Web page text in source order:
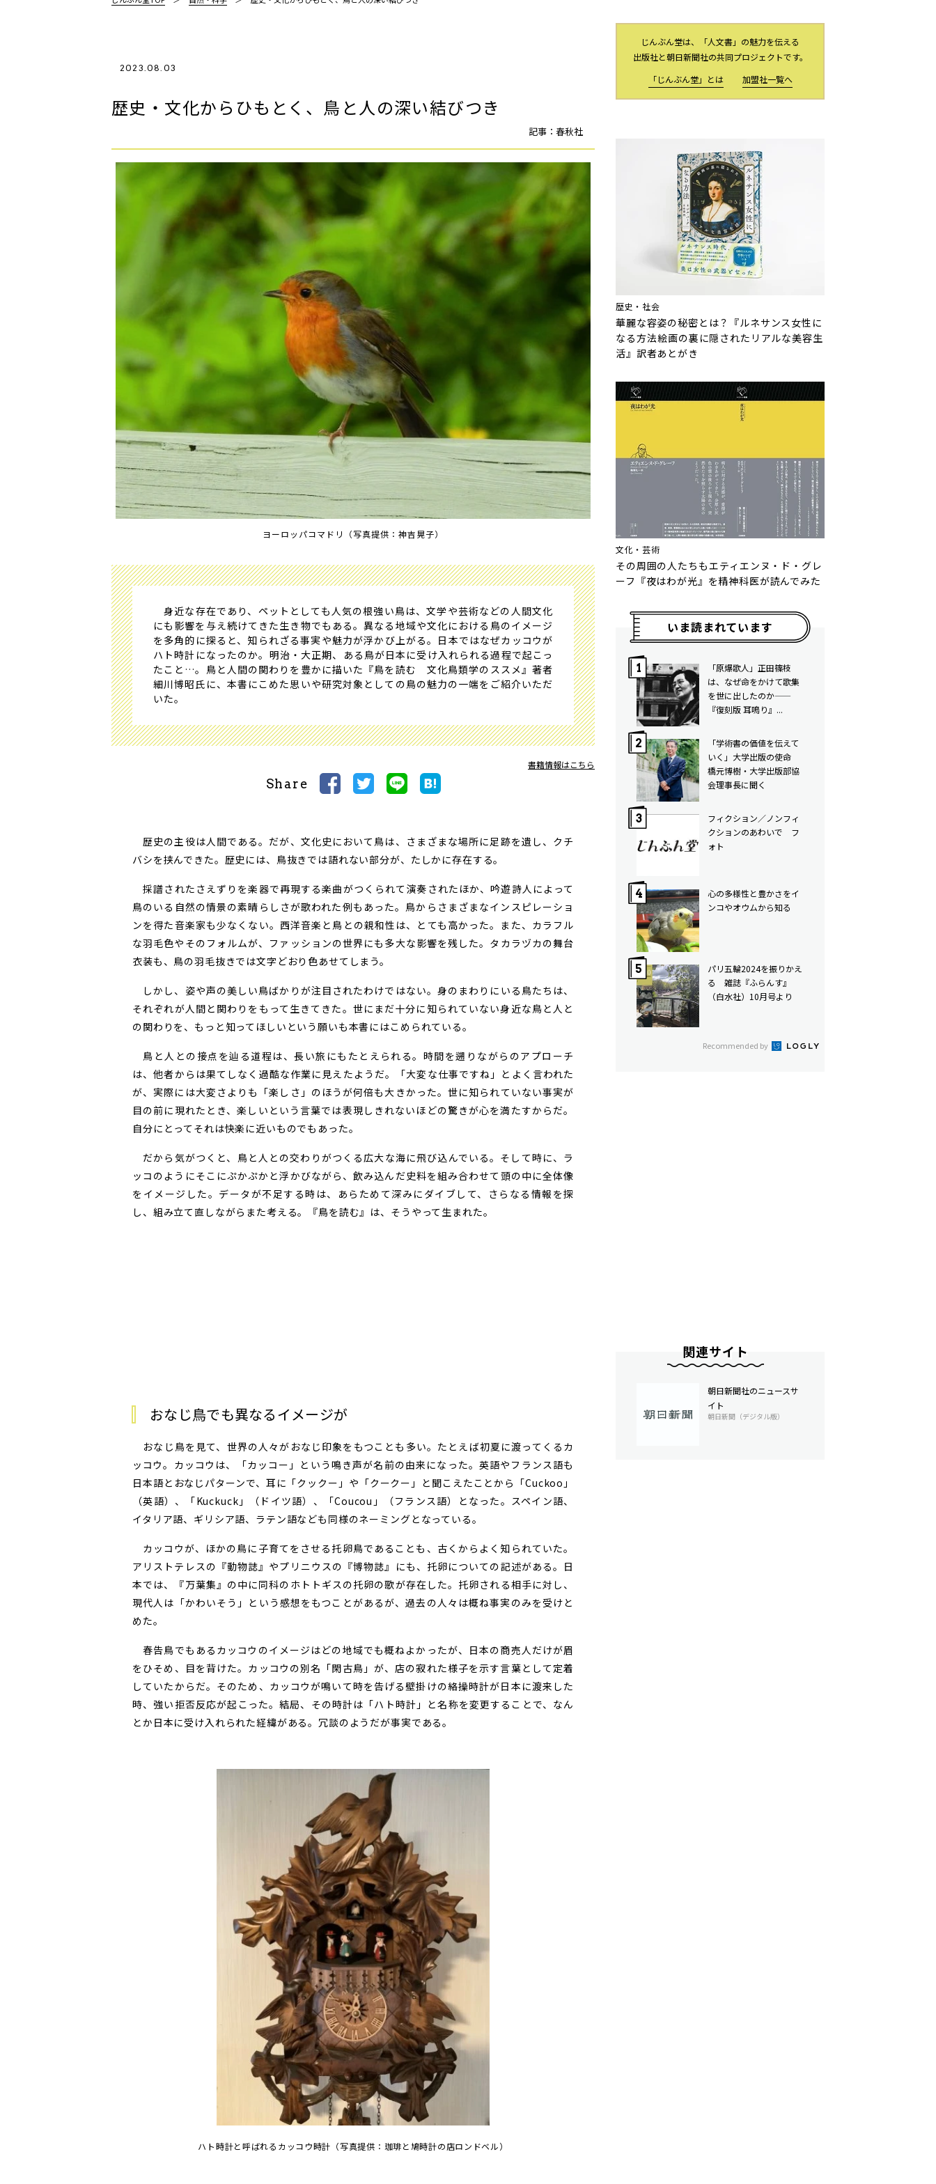
2023.08.03
歴史・文化からひもとく、鳥と人の深い結びつき
記事：春秋社
ヨーロッパコマドリ（写真提供：神吉晃子）
身近な存在であり、ペットとしても人気の根強い鳥は、文学や芸術などの人間文化
にも影響を与え続けてきた生き物でもある。異なる地域や文化における鳥のイメージ
を多角的に探ると、知られざる事実や魅力が浮かび上がる。日本ではなぜカッコウが
ハト時計になったのか。明治・大正期、ある鳥が日本に受け入れられる過程で起こっ
たこと…。鳥と人間の関わりを豊かに描いた『鳥を読む 文化鳥類学のススメ』著者
細川博昭氏に、本書にこめた思いや研究対象としての鳥の魅力の一端をご紹介いただ
いた。
書籍情報はこちら
Share
歴史の主役は人間である。だが、文化史において鳥は、さまざまな場所に足跡を遺し、クチ
バシを挟んできた。歴史には、鳥抜きでは語れない部分が、たしかに存在する。
採譜されたさえずりを楽器で再現する楽曲がつくられて演奏されたほか、吟遊詩人によって
鳥のいる自然の情景の素晴らしさが歌われた例もあった。鳥からさまざまなインスピレーショ
ンを得た音楽家も少なくない。西洋音楽と鳥との親和性は、とても高かった。また、カラフル
な羽毛色やそのフォルムが、ファッションの世界にも多大な影響を残した。タカラヅカの舞台
衣装も、鳥の羽毛抜きでは文字どおり色あせてしまう。
しかし、姿や声の美しい鳥ばかりが注目されたわけではない。身のまわりにいる鳥たちは、
それぞれが人間と関わりをもって生きてきた。世にまだ十分に知られていない身近な鳥と人と
の関わりを、もっと知ってほしいという願いも本書にはこめられている。
鳥と人との接点を辿る道程は、長い旅にもたとえられる。時間を遡りながらのアプローチ
は、他者からは果てしなく過酷な作業に見えたようだ。「大変な仕事ですね」とよく言われた
が、実際には大変さよりも「楽しさ」のほうが何倍も大きかった。世に知られていない事実が
目の前に現れたとき、楽しいという言葉では表現しきれないほどの驚きが心を満たすからだ。
自分にとってそれは快楽に近いものでもあった。
だから気がつくと、鳥と人との交わりがつくる広大な海に飛び込んでいる。そして時に、ラ
ッコのようにそこにぷかぷかと浮かびながら、飲み込んだ史料を組み合わせて頭の中に全体像
をイメージした。データが不足する時は、あらためて深みにダイブして、さらなる情報を探
し、組み立て直しながらまた考える。『鳥を読む』は、そうやって生まれた。
おなじ鳥でも異なるイメージが
おなじ鳥を見て、世界の人々がおなじ印象をもつことも多い。たとえば初夏に渡ってくるカ
ッコウ。カッコウは、「カッコー」という鳴き声が名前の由来になった。英語やフランス語も
日本語とおなじパターンで、耳に「クックー」や「クークー」と聞こえたことから「Cuckoo」
（英語）、「Kuckuck」（ドイツ語）、「Coucou」（フランス語）となった。スペイン語、
イタリア語、ギリシア語、ラテン語なども同様のネーミングとなっている。
カッコウが、ほかの鳥に子育てをさせる托卵鳥であることも、古くからよく知られていた。
アリストテレスの『動物誌』やプリニウスの『博物誌』にも、托卵についての記述がある。日
本では、『万葉集』の中に同科のホトトギスの托卵の歌が存在した。托卵される相手に対し、
現代人は「かわいそう」という感想をもつことがあるが、過去の人々は概ね事実のみを受けと
めた。
春告鳥でもあるカッコウのイメージはどの地域でも概ねよかったが、日本の商売人だけが眉
をひそめ、目を背けた。カッコウの別名「閑古鳥」が、店の寂れた様子を示す言葉として定着
していたからだ。そのため、カッコウが鳴いて時を告げる壁掛けの絡操時計が日本に渡来した
時、強い拒否反応が起こった。結局、その時計は「ハト時計」と名称を変更することで、なん
とか日本に受け入れられた経緯がある。冗談のようだが事実である。
ハト時計と呼ばれるカッコウ時計（写真提供：珈琲と鳩時計の店ロンドベル）
じんぶん堂は、「人文書」の魅力を伝える
出版社と朝日新聞社の共同プロジェクトです。
「じんぶん堂」とは
加盟社一覧へ
歴史・社会
華麗な容姿の秘密とは？『ルネサンス女性に
なる方法――絵画の裏に隠されたリアルな美容生
活』訳者あとがき
文化・芸術
その周囲の人たちも――エティエンヌ・ド・グレ
ーフ『夜はわが光』を精神科医が読んでみた
いま読まれています
「原爆歌人」正田篠枝
は、なぜ命をかけて歌集
を世に出したのか——
『復刻版 耳鳴り』...
「学術書の価値を伝えて
いく」大学出版の使命
橋元博樹・大学出版部協
会理事長に聞く
フィクション／ノンフィ
クションのあわいで フ
ォト
心の多様性と豊かさをイ
ンコやオウムから知る
パリ五輪2024を振りかえ
る 雑誌『ふらんす』
（白水社）10月号より
Recommended by
関連サイト
朝日新聞社のニュースサ
イト
朝日新聞（デジタル版）